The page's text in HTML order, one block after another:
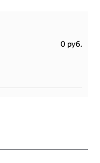
0 руб.